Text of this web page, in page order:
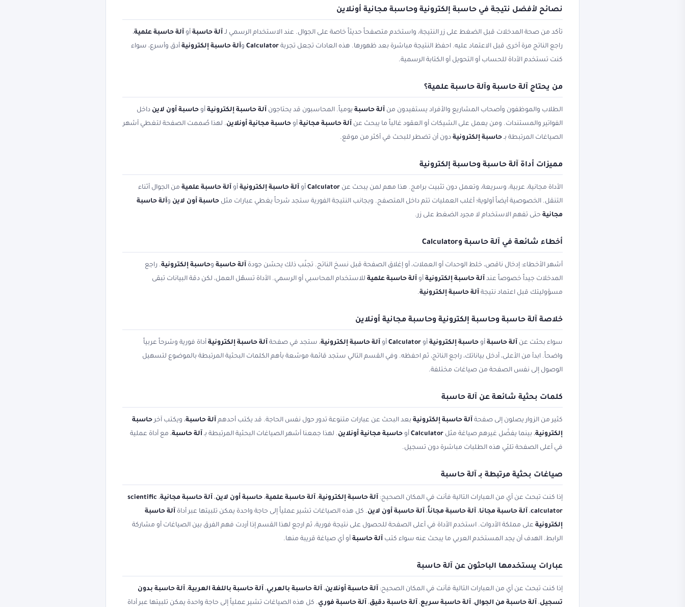
نصائح لأفضل نتيجة في حاسبة إلكترونية وحاسبة مجانية أونلاين
تأكد من صحة المدخلات قبل الضغط على زر النتيجة، واستخدم متصفحاً حديثاً خاصة على الجوال. عند الاستخدام الرسمي لـ آلة حاسبة أو آلة حاسبة علمية،
راجع الناتج مرة أخرى قبل الاعتماد عليه. احفظ النتيجة مباشرة بعد ظهورها. هذه العادات تجعل تجربة Calculator وآلة حاسبة إلكترونية أدق وأسرع، سواء
كنت تستخدم الأداة للحساب أو التحويل أو الكتابة الرسمية.
من يحتاج آلة حاسبة وآلة حاسبة علمية؟
الطلاب والموظفون وأصحاب المشاريع والأفراد يستفيدون من آلة حاسبة يومياً. المحاسبون قد يحتاجون آلة حاسبة إلكترونية أو حاسبة أون لاين داخل
الفواتير والمستندات. ومن يعمل على الشيكات أو العقود غالباً ما يبحث عن آلة حاسبة مجانية أو حاسبة مجانية أونلاين. لهذا صُممت الصفحة لتغطي أشهر
الصياغات المرتبطة بـ حاسبة إلكترونية دون أن تضطر للبحث في أكثر من موقع.
مميزات أداة آلة حاسبة وحاسبة إلكترونية
الأداة مجانية، عربية، وسريعة، وتعمل دون تثبيت برامج. هذا مهم لمن يبحث عن Calculator أو آلة حاسبة إلكترونية أو آلة حاسبة علمية من الجوال أثناء
التنقل. الخصوصية أيضاً أولوية؛ أغلب العمليات تتم داخل المتصفح. وبجانب النتيجة الفورية ستجد شرحاً يغطي عبارات مثل حاسبة أون لاين وآلة حاسبة
مجانية حتى تفهم الاستخدام لا مجرد الضغط على زر.
أخطاء شائعة في آلة حاسبة وCalculator
أشهر الأخطاء: إدخال ناقص، خلط الوحدات أو العملات، أو إغلاق الصفحة قبل نسخ الناتج. تجنّب ذلك يحسّن جودة آلة حاسبة وحاسبة إلكترونية. راجع
المدخلات جيداً خصوصاً عند آلة حاسبة إلكترونية أو آلة حاسبة علمية للاستخدام المحاسبي أو الرسمي. الأداة تسهّل العمل، لكن دقة البيانات تبقى
مسؤوليتك قبل اعتماد نتيجة آلة حاسبة إلكترونية.
خلاصة آلة حاسبة وحاسبة إلكترونية وحاسبة مجانية أونلاين
سواء بحثت عن آلة حاسبة أو حاسبة إلكترونية أو Calculator أو آلة حاسبة إلكترونية، ستجد في صفحة آلة حاسبة إلكترونية أداة فورية وشرحاً عربياً
واضحاً. ابدأ من الأعلى، أدخل بياناتك، راجع الناتج، ثم احفظه. وفي القسم التالي ستجد قائمة موسّعة بأهم الكلمات البحثية المرتبطة بالموضوع لتسهيل
الوصول إلى نفس الصفحة من صياغات مختلفة.
كلمات بحثية شائعة عن آلة حاسبة
كثير من الزوار يصلون إلى صفحة آلة حاسبة إلكترونية بعد البحث عن عبارات متنوعة تدور حول نفس الحاجة. قد يكتب أحدهم آلة حاسبة، ويكتب آخرحاسبة
إلكترونية، بينما يفضّل غيرهم صياغة مثل Calculator أو حاسبة مجانية أونلاين. لهذا جمعنا أشهر الصياغات البحثية المرتبطة بـ آلة حاسبة، مع أداة عملية
في أعلى الصفحة تلبّي هذه الطلبات مباشرة دون تسجيل.
صياغات بحثية مرتبطة بـ آلة حاسبة
إذا كنت تبحث عن أي من العبارات التالية فأنت في المكان الصحيح: آلة حاسبة إلكترونية، آلة حاسبة علمية، حاسبة أون لاين، آلة حاسبة مجانية، scientific
calculator، آلة حاسبة مجانا، آلة حاسبة مجاناً، آلة حاسبة أون لاين. كل هذه الصياغات تشير عملياً إلى حاجة واحدة يمكن تلبيتها عبر أداة آلة حاسبة
إلكترونية على مملكة الأدوات. استخدم الأداة في أعلى الصفحة للحصول على نتيجة فورية، ثم ارجع لهذا القسم إذا أردت فهم الفرق بين الصياغات أو مشاركة
الرابط. الهدف أن يجد المستخدم العربي ما يبحث عنه سواء كتب آلة حاسبة أو أي صياغة قريبة منها.
عبارات يستخدمها الباحثون عن آلة حاسبة
إذا كنت تبحث عن أي من العبارات التالية فأنت في المكان الصحيح: آلة حاسبة أونلاين، آلة حاسبة بالعربي، آلة حاسبة باللغة العربية، آلة حاسبة بدون
تسجيل، آلة حاسبة من الجوال، آلة حاسبة سريع، آلة حاسبة دقيق، آلة حاسبة فوري. كل هذه الصياغات تشير عملياً إلى حاجة واحدة يمكن تلبيتها عبر أداة